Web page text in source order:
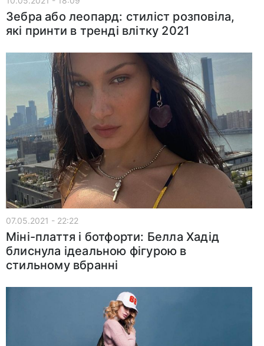
Зебра або леопард: стиліст розповіла,
які принти в тренді влітку 2021
07.05.2021 - 22:22
Міні-плаття і ботфорти: Белла Хадід
блиснула ідеальною фігурою в
стильному вбранні